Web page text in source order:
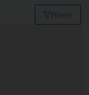
Filters